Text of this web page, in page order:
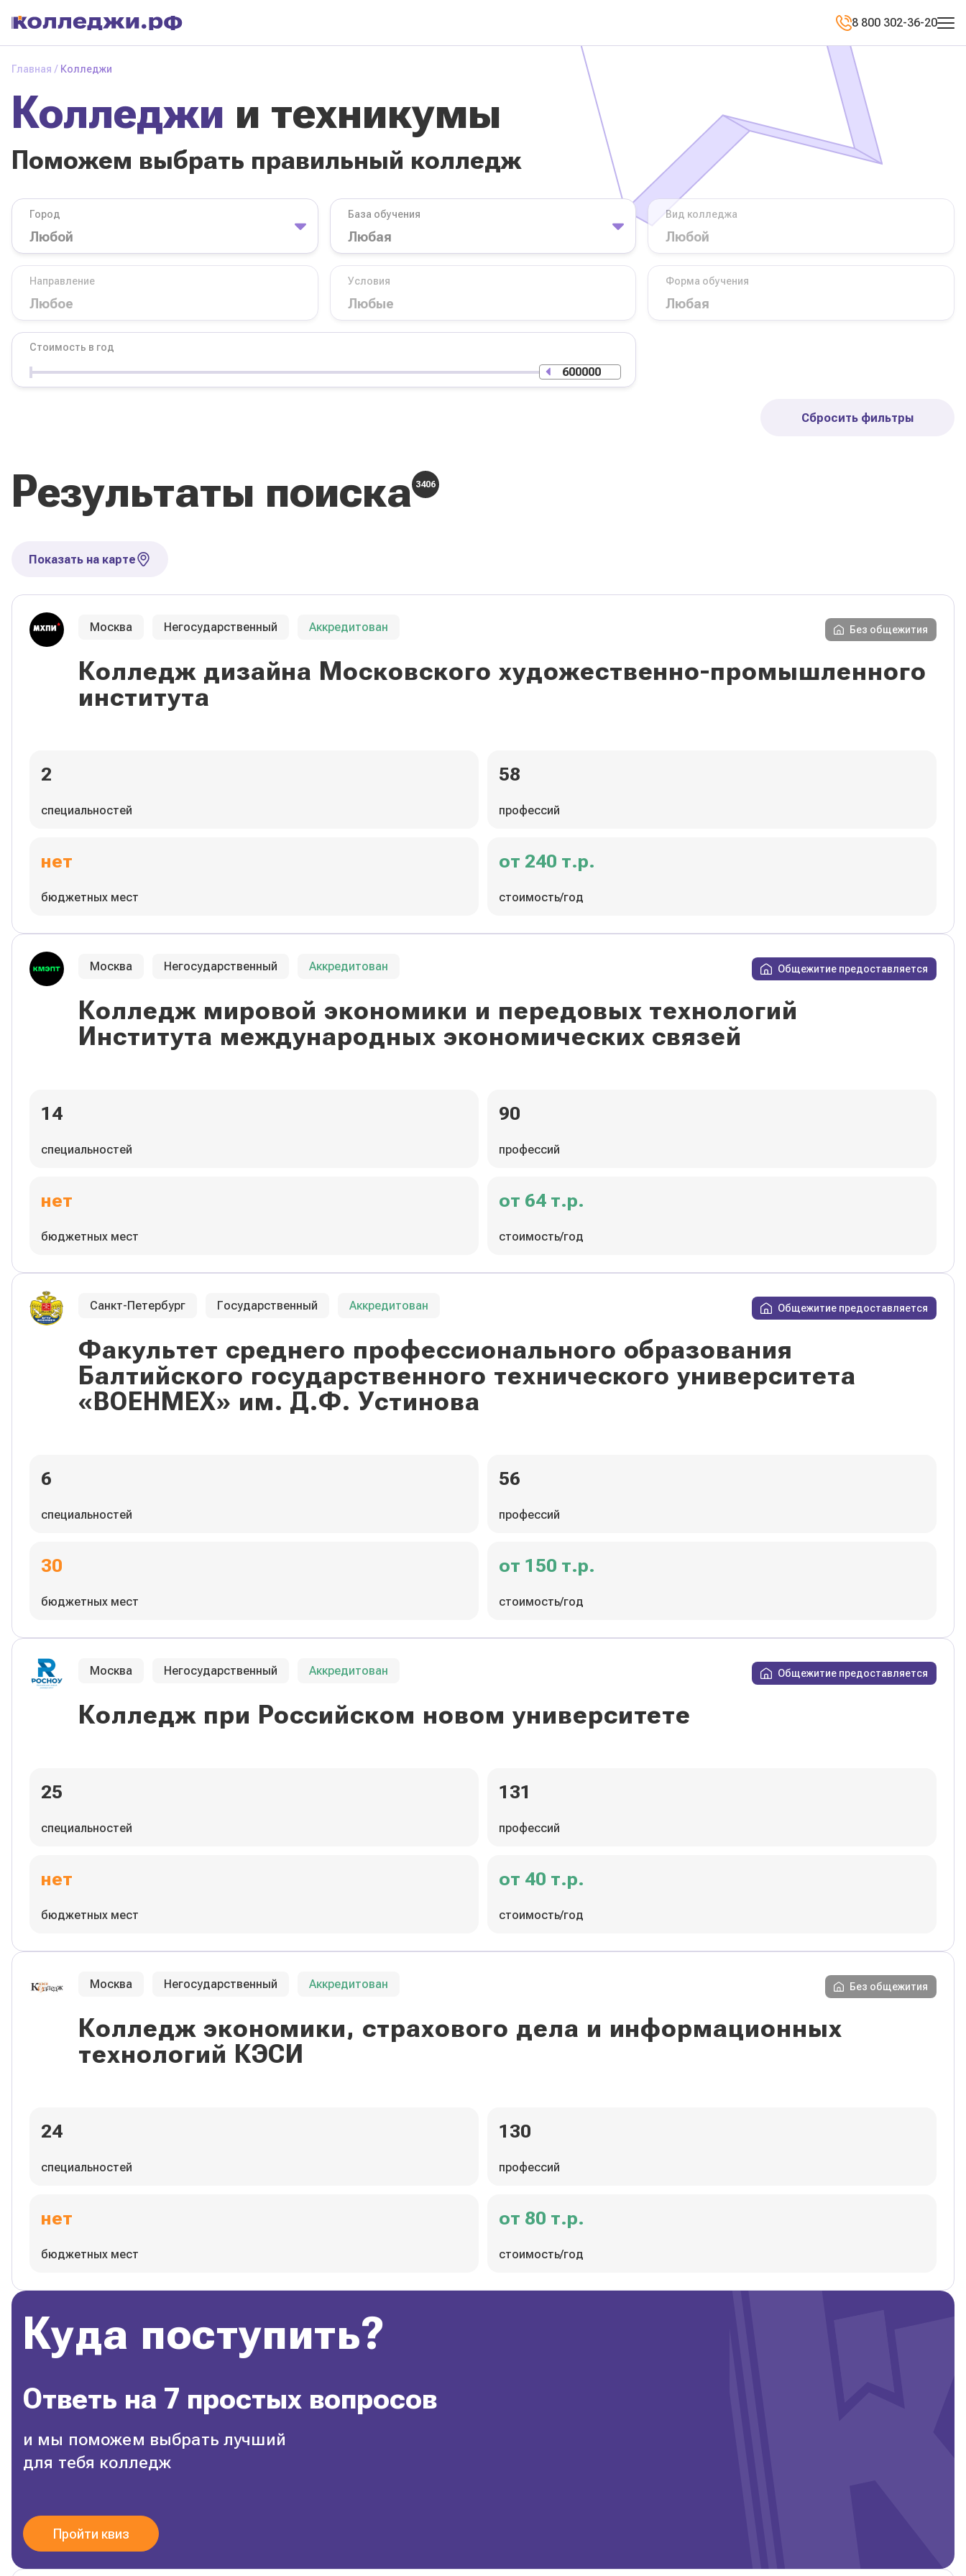
8 800 302-36-20
Главная Колледжи
Колледжи и техникумы
Поможем выбрать правильный колледж
Город База обучения Вид колледжа
Направление Условия Форма обучения
Стоимость в год
Сбросить фильтры
Результаты поиска 3406
Показать на карте
Москва Негосударственный Аккредитован Без общежития
Колледж дизайна Московского художественно-промышленного
института
2
специальностей
58
профессий
нет
бюджетных мест
от 240 т.р.
стоимость/год
Москва Негосударственный Аккредитован Общежитие предоставляется
Колледж мировой экономики и передовых технологий
Института международных экономических связей
14
специальностей
90
профессий
нет
бюджетных мест
от 64 т.р.
стоимость/год
Санкт-Петербург Государственный Аккредитован Общежитие предоставляется
Факультет среднего профессионального образования
Балтийского государственного технического университета
«ВОЕНМЕХ» им. Д.Ф. Устинова
6
специальностей
56
профессий
30
бюджетных мест
от 150 т.р.
стоимость/год
Москва Негосударственный Аккредитован Общежитие предоставляется
Колледж при Российском новом университете
25
специальностей
131
профессий
нет
бюджетных мест
от 40 т.р.
стоимость/год
Москва Негосударственный Аккредитован Без общежития
Колледж экономики, страхового дела и информационных
технологий КЭСИ
24
специальностей
130
профессий
нет
бюджетных мест
от 80 т.р.
стоимость/год
Куда поступить?
Ответь на 7 простых вопросов
и мы поможем выбрать лучший
для тебя колледж
Пройти квиз
Колледжии
техникумы
Поможем выбрать
правильный
колледж
Город
колледжа
Условия Форма обучения